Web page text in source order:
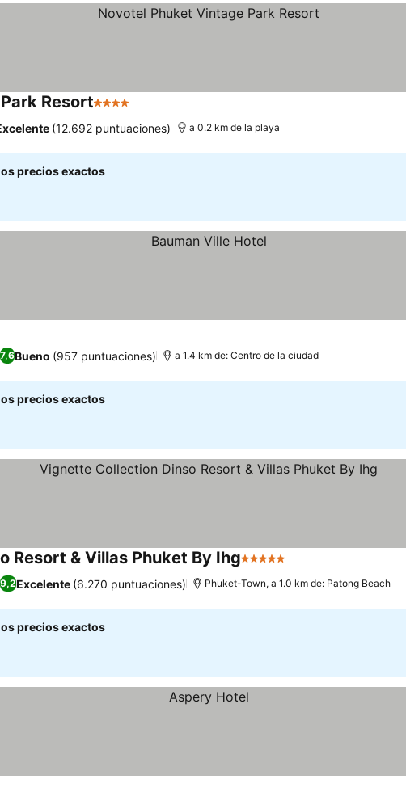
Resort4 Estrellas
(12.692 puntuaciones) a 0.2 km de la playa
precios exactos
7,6Bueno (957 puntuaciones) a 1.4 km de: Centro de la ciudad
precios exactos
Resort & Villas Phuket By Ihg5 Estrellas
9,2Excelente (6.270 puntuaciones) Phuket-Town, a 1.0 km de: Patong Beach
precios exactos